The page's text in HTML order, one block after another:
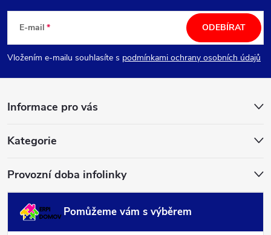
p
a
E-mail
Vložením e-mailu souhlasíte s podmínkami ochrany osobních údajů
ODEBÍRAT
Informace pro vás
Kategorie
Provozní doba infolinky
Pomůžeme vám s výběrem